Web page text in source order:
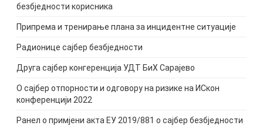
безбједности корисника
Припрема и тренирање плана за инцидентне ситуације
Радионице сајбер безбједности
Друга сајбер конгеренција УДТ БиХ Сарајево
О сајбер отпорности и одговору на ризике на ИСкон
конференцији 2022
Pанел о примјени акта ЕУ 2019/881 о сајбер безбједности